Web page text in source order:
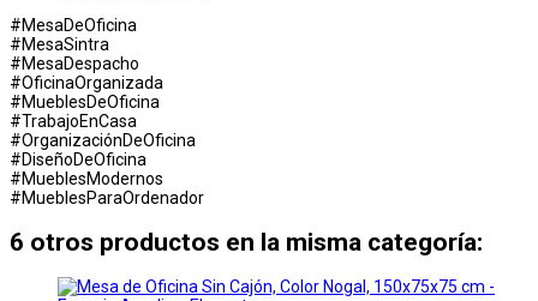
#MesaDeOficina
#MesaSintra
#MesaDespacho
#OficinaOrganizada
#MueblesDeOficina
#TrabajoEnCasa
#OrganizaciónDeOficina
#DiseñoDeOficina
#MueblesModernos
#MueblesParaOrdenador
6 otros productos en la misma categoría: